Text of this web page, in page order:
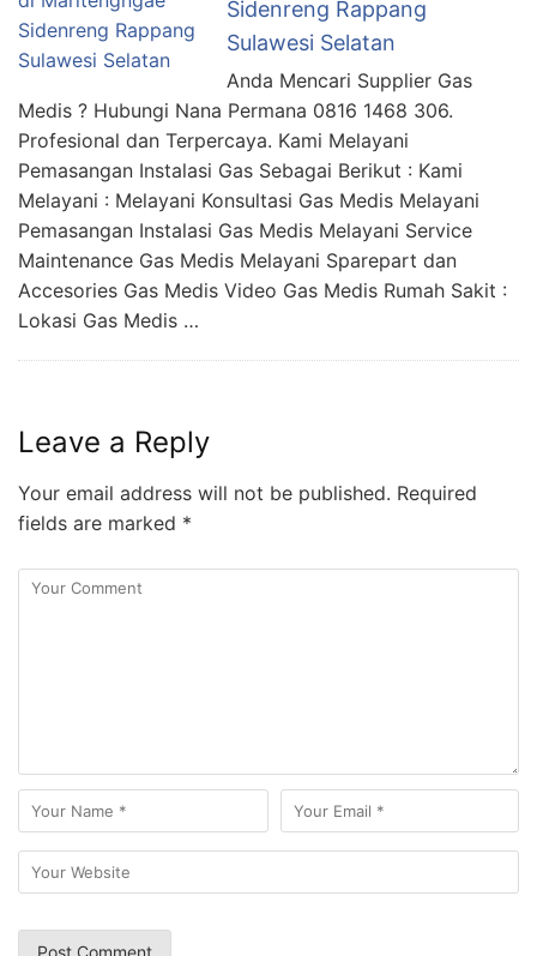
Sidenreng Rappang
Sulawesi Selatan
Anda Mencari Supplier Gas
Medis ? Hubungi Nana Permana 0816 1468 306.
Profesional dan Terpercaya. Kami Melayani
Pemasangan Instalasi Gas Sebagai Berikut : Kami
Melayani : Melayani Konsultasi Gas Medis Melayani
Pemasangan Instalasi Gas Medis Melayani Service
Maintenance Gas Medis Melayani Sparepart dan
Accesories Gas Medis Video Gas Medis Rumah Sakit :
Lokasi Gas Medis …
Leave a Reply
Your email address will not be published. Required
fields are marked *